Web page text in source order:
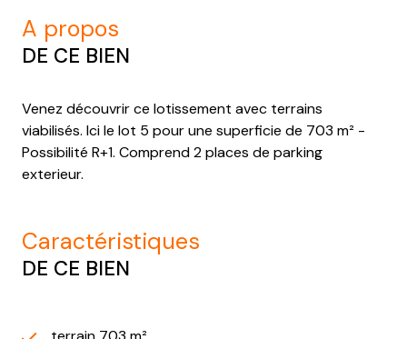
a propos
DE CE BIEN
Venez découvrir ce lotissement avec terrains
viabilisés. Ici le lot 5 pour une superficie de 703 m² -
Possibilité R+1. Comprend 2 places de parking
exterieur.
caractéristiques
DE CE BIEN